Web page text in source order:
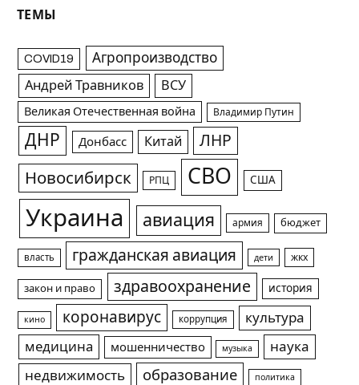
ТЕМЫ
COVID19 Агропроизводство
Андрей Травников ВСУ
Великая Отечественная война Владимир Путин
ДНР Донбасс Китай ЛНР
Новосибирск РПЦ СВО США
Украина авиация армия бюджет
власть гражданская авиация дети жкх
закон и право здравоохранение история
кино коронавирус коррупция
культура
медицина
мошенничество музыка
наука
недвижимость
образование политика